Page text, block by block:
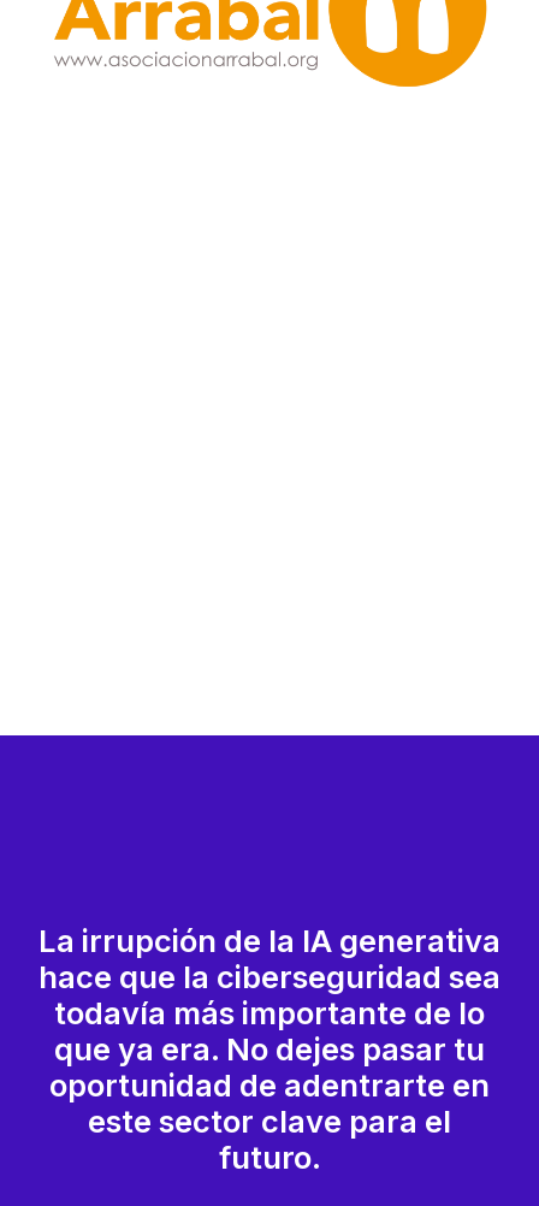
La irrupción de la IA generativa
hace que la ciberseguridad sea
todavía más importante de lo
que ya era. No dejes pasar tu
oportunidad de adentrarte en
este sector clave para el
futuro.